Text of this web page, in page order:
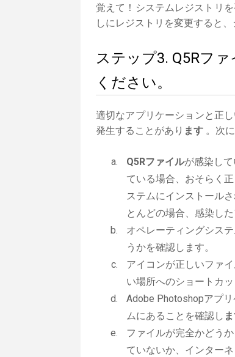
覚えて！システムレジストリ
しにレジストリを変更すると
ステップ3. Q5Rフ
ください。
適切なアプリケーションと正
発生することがあり ます 。次
Q5Rファイルが感染し
ている場合、おそらく
ステムにインストール
とんどの場合、感染し
オペレーティングシス
うかを確認します。
アイコンが正しいファ
い場所へのショートカ
Adobe Photoshopアプ
ムにあることを確認し
ファイルが完全かどう
ていないか、インター